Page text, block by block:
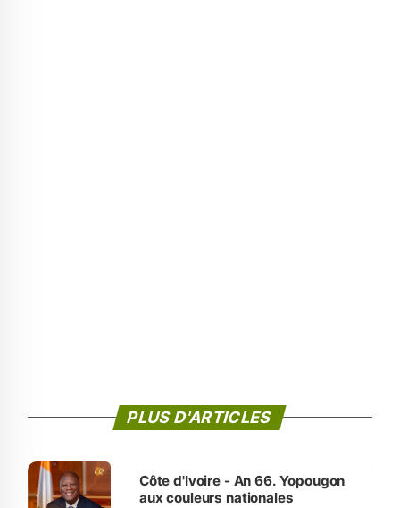
PLUS D'ARTICLES
Côte d'Ivoire - An 66. Yopougon
aux couleurs nationales